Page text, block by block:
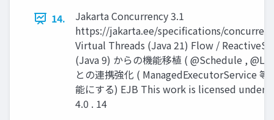
14.
Jakarta Concurrency 3.1
https://jakarta.ee/specifications/
Virtual Threads (Java 21) Flow /
(Java 9) からの機能移植 ( @Schedule ,
との連携強化 ( ManagedExecutorService
能にする) EJB This work is licensed under
4.0 . 14